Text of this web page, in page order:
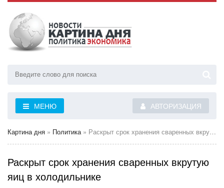
АВТОРИЗАЦИЯ
МЕНЮ
Картина дня » Политика» Раскрыт срок хранения сваренных вкрутую яиц в холодильнике
Раскрыт срок хранения сваренных вкрутую
яиц в холодильнике